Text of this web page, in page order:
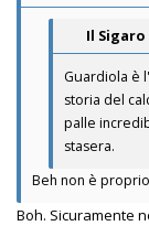
Il
Guardiola è
storia del
palle
stasera.
Beh non è
Boh. Sicuramente